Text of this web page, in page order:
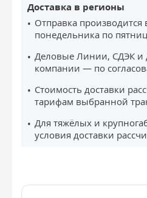
Доставка в регионы
Отправка производится
понедельника по
Деловые Линии, СДЭК и
компании — по
Стоимость доставки
тарифам выбранной
Для тяжёлых и
условия доставки